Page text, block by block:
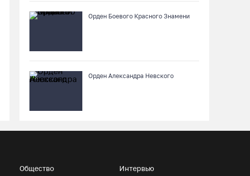
Браконьеров из Ленобласти оштрафовали на
1,3 млн за вылов рыбы под Череповцом
килограммом наркотиков
общественные наблюдатели на выборах
Орден Боевого Красного Знамени
Орден Александра Невского
Общество Интервью